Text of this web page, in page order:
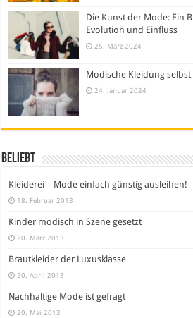
Die Kunst der Mode: Ein
Evolution und Einfluss
25. März 2024
Modische Kleidung
24. Januar 2024
Beliebt
Kleiderei – Mode einfach günstig ausleihen!
18. Februar 2013
Kinder modisch in Szene gesetzt
20. März 2013
Brautkleider der Luxusklasse
20. April 2013
Nachhaltige Mode ist gefragt
20. Mai 2013